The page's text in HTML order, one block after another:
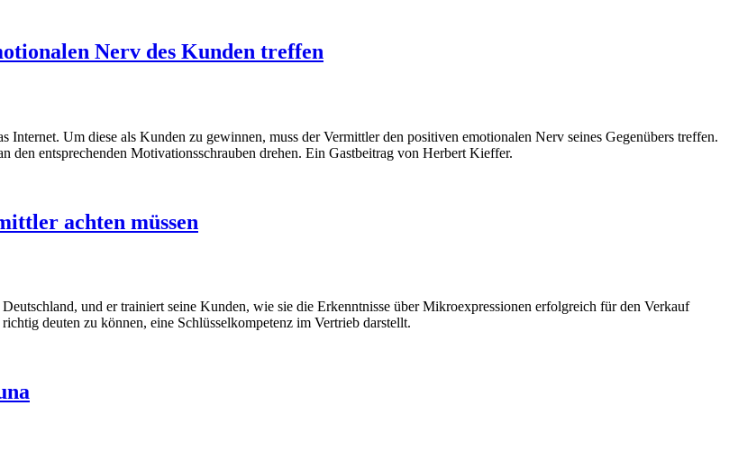
Nerv des Kunden treffen
Internet. Um diese als Kunden zu gewinnen, muss der Vermittler den positiven emotionalen Nerv seines Gegenübers treffen.
entsprechenden Motivationsschrauben drehen. Ein Gastbeitrag von Herbert Kieffer.
achten müssen
und er trainiert seine Kunden, wie sie die Erkenntnisse über Mikroexpressionen erfolgreich für den Verkauf
deuten zu können, eine Schlüsselkompetenz im Vertrieb darstellt.